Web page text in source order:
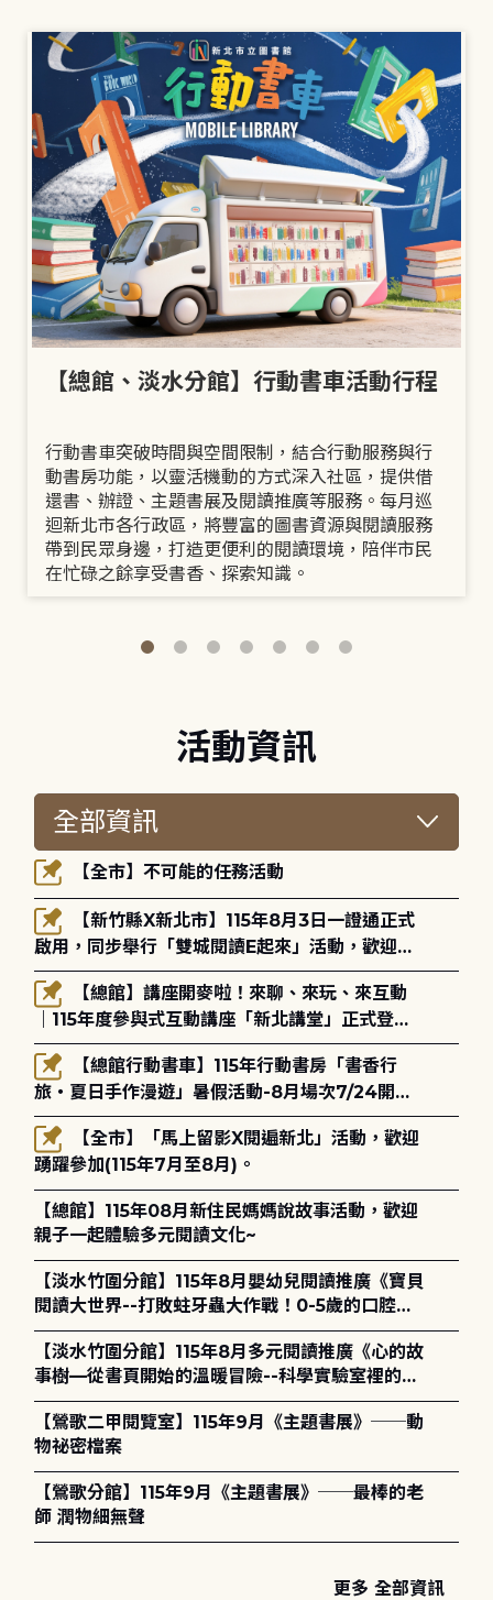
【總館、淡水分館】行動書車活動行程
行動書車突破時間與空間限制，結合行動服務與行
動書房功能，以靈活機動的方式深入社區，提供借
還書、辦證、主題書展及閱讀推廣等服務。每月巡
迴新北市各行政區，將豐富的圖書資源與閱讀服務
帶到民眾身邊，打造更便利的閱讀環境，陪伴市民
在忙碌之餘享受書香、探索知識。
活動資訊
【全市】不可能的任務活動
啟用，同步舉行「雙城閱讀E起來」活動，歡迎踴
躍參加(115年8月3日至10月4日)。
｜115年度參與式互動講座「新北講堂」正式登
場！
旅・夏日手作漫遊」暑假活動-8月場次7/24開始
報名
踴躍參加(115年7月至8月)。
【總館】115年08月新住民媽媽說故事活動，歡迎
親子一起體驗多元閱讀文化~
【淡水竹圍分館】115年8月嬰幼兒閱讀推廣《寶貝
閱讀大世界--打敗蛀牙蟲大作戰！0-5歲的口腔照
護全攻略》
【淡水竹圍分館】115年8月多元閱讀推廣《心的故
事樹—從書頁開始的溫暖冒險--科學實驗室裡的放
電章魚》
【鶯歌二甲閱覽室】115年9月《主題書展》──動
物祕密檔案
【鶯歌分館】115年9月《主題書展》──最棒的老
師 潤物細無聲
更多 全部資訊